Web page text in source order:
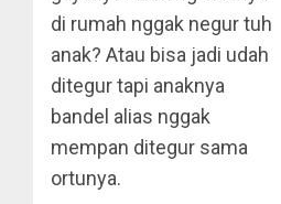
di rumah nggak negur tuh
anak? Atau bisa jadi udah
ditegur tapi anaknya
bandel alias nggak
mempan ditegur sama
ortunya.